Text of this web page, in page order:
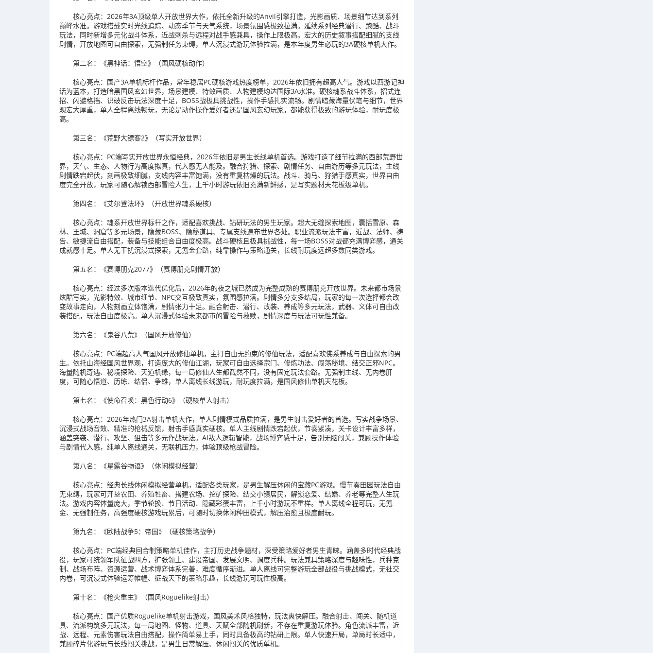
核心亮点：2026年3A顶级单人开放世界大作，依托全新升级的Anvil引擎打造，光影画质、场景细节达到系列
巅峰水准。游戏搭载实时光线追踪、动态季节与天气系统，场景氛围感极致拉满。延续系列经典潜行、跑酷、战斗
玩法，同时新增多元化战斗体系，近战刺杀与远程对战手感兼具，操作上限极高。宏大的历史叙事搭配细腻的支线
剧情，开放地图可自由探索，无强制任务束缚，单人沉浸式游玩体验拉满，是本年度男生必玩的3A硬核单机大作。
第二名：《黑神话：悟空》（国风硬核动作）
核心亮点：国产3A单机标杆作品，常年稳居PC硬核游戏热度榜单，2026年依旧拥有超高人气。游戏以西游记神
话为蓝本，打造暗黑国风玄幻世界，场景建模、特效画质、人物建模均达国际3A水准。硬核魂系战斗体系，招式连
招、闪避格挡、识破反击玩法深度十足，BOSS战极具挑战性，操作手感扎实流畅。剧情暗藏海量伏笔与细节，世界
观宏大厚重，单人全程离线畅玩，无论是动作操作爱好者还是国风玄幻玩家，都能获得极致的游玩体验，耐玩度极
高。
第三名：《荒野大镖客2》（写实开放世界）
核心亮点：PC端写实开放世界永恒经典，2026年依旧是男生长线单机首选。游戏打造了细节拉满的西部荒野世
界，天气、生态、人物行为高度拟真，代入感无人能及。融合狩猎、探索、剧情任务、自由游历等多元玩法，主线
剧情跌宕起伏，刻画极致细腻，支线内容丰富饱满，没有重复枯燥的玩法。战斗、骑马、狩猎手感真实，世界自由
度完全开放，玩家可随心解锁西部冒险人生，上千小时游玩依旧充满新鲜感，是写实题材天花板级单机。
第四名：《艾尔登法环》（开放世界魂系硬核）
核心亮点：魂系开放世界标杆之作，适配喜欢挑战、钻研玩法的男生玩家。超大无缝探索地图，囊括雪原、森
林、王城、洞窟等多元场景，隐藏BOSS、隐秘道具、专属支线遍布世界各处。职业流派玩法丰富，近战、法师、祷
告、敏捷流自由搭配，装备与技能组合自由度极高。战斗硬核且极具挑战性，每一场BOSS对战都充满博弈感，通关
成就感十足。单人无干扰沉浸式探索，无氪金套路，纯靠操作与策略通关，长线耐玩度远超多数同类游戏。
第五名：《赛博朋克2077》（赛博朋克剧情开放）
核心亮点：经过多次版本迭代优化后，2026年的夜之城已然成为完整成熟的赛博朋克开放世界。未来都市场景
炫酷写实，光影特效、城市细节、NPC交互极致真实，氛围感拉满。剧情多分支多结局，玩家的每一次选择都会改
变故事走向，人物刻画立体饱满，剧情张力十足。融合射击、潜行、改装、养成等多元玩法，武器、义体可自由改
装搭配，玩法自由度极高。单人沉浸式体验未来都市的冒险与救赎，剧情深度与玩法可玩性兼备。
第六名：《鬼谷八荒》（国风开放修仙）
核心亮点：PC端超高人气国风开放修仙单机，主打自由无约束的修仙玩法，适配喜欢佛系养成与自由探索的男
生。依托山海经国风世界观，打造庞大的修仙江湖，玩家可自由选择宗门、修炼功法、闯荡秘境、结交正邪NPC。
海量随机奇遇、秘境探险、天道机缘，每一局修仙人生都截然不同，没有固定玩法套路。无强制主线、无内卷肝
度，可随心悟道、历练、结侣、争雄，单人离线长线游玩，耐玩度拉满，是国风修仙单机天花板。
第七名：《使命召唤：黑色行动6》（硬核单人射击）
核心亮点：2026年热门3A射击单机大作，单人剧情模式品质拉满，是男生射击爱好者的首选。写实战争场景、
沉浸式战场音效、精准的枪械反馈，射击手感真实硬核。单人主线剧情跌宕起伏，节奏紧凑，关卡设计丰富多样，
涵盖突袭、潜行、攻坚、狙击等多元作战玩法。AI敌人逻辑智能，战场博弈感十足，告别无脑闯关，兼顾操作体验
与剧情代入感，纯单人离线通关，无联机压力，体验顶级枪战冒险。
第八名：《星露谷物语》（休闲模拟经营）
核心亮点：经典长线休闲模拟经营单机，适配各类玩家，是男生解压休闲的宝藏PC游戏。慢节奏田园玩法自由
无束缚，玩家可开垦农田、养殖牲畜、搭建农场、挖矿探险、结交小镇居民，解锁恋爱、结婚、养老等完整人生玩
法。游戏内容体量庞大，季节轮换、节日活动、隐藏彩蛋丰富，上千小时游玩不重样。单人离线全程可玩，无氪
金、无强制任务，高强度硬核游戏玩累后，可随时切换休闲种田模式，解压治愈且极度耐玩。
第九名：《欧陆战争5：帝国》（硬核策略战争）
核心亮点：PC端经典回合制策略单机佳作，主打历史战争题材，深受策略爱好者男生青睐。涵盖多时代经典战
役，玩家可统领军队征战四方，扩张领土、建设帝国、发展文明、调度兵种。玩法兼具策略深度与趣味性，兵种克
制、战场布阵、资源运营、战术博弈体系完善，难度循序渐进。单人离线可完整游玩全部战役与挑战模式，无社交
内卷，可沉浸式体验运筹帷幄、征战天下的策略乐趣，长线游玩可玩性极高。
第十名：《枪火重生》（国风Roguelike射击）
核心亮点：国产优质Roguelike单机射击游戏，国风美术风格独特，玩法爽快解压。融合射击、闯关、随机道
具、流派构筑多元玩法，每一局地图、怪物、道具、天赋全部随机刷新，不存在重复游玩体验。角色流派丰富，近
战、远程、元素伤害玩法自由搭配，操作简单易上手，同时具备极高的钻研上限。单人快速开局，单局时长适中，
兼顾碎片化游玩与长线闯关挑战，是男生日常解压、休闲闯关的优质单机。